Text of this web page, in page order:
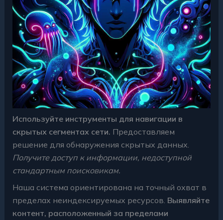
Используйте инструменты для навигации в
скрытых сегментах сети. Предоставляем
решение для обнаружения скрытых данных.
Получите доступ к информации, недоступной
стандартным поисковикам.
Наша система ориентирована на точный охват в
пределах неиндексируемых ресурсов. Выявляйте
контент, расположенный за пределами